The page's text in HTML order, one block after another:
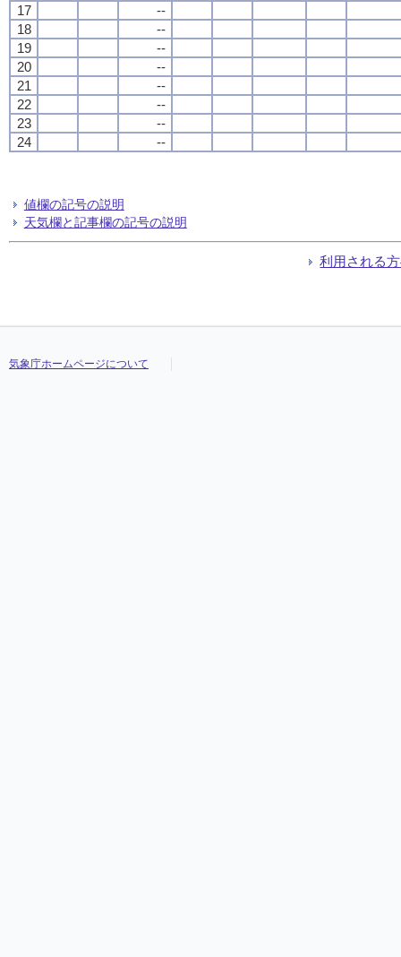
17
--
18
--
19
--
20
--
21
--
22
--
23
--
24
--
値欄の記号の説明
天気欄と記事欄の記号の説明
利用される
気象庁ホームページについて